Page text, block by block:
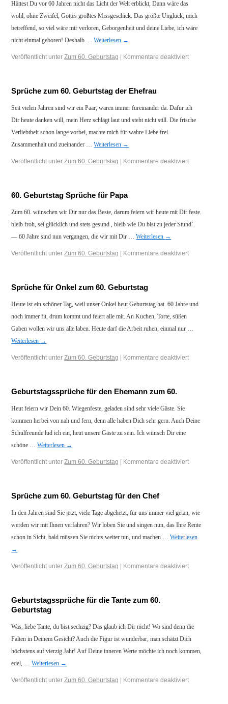
Hättest Du vor 60 Jahren nicht das Licht der Welt erblickt, Dann wäre das
wohl, ohne Zweifel, Gottes größtes Missgeschick. Das größte Unglück, mich
betreffend, so viel wäre mir verloren, Geborgenheit und deine Liebe, ich wäre
nicht einmal geboren! Deshalb …Weiterlesen →
Veröffentlicht unter Zum 60. Geburtstag Kommentare deaktiviert
Sprüche zum 60. Geburtstag der Ehefrau
Seit vielen Jahren sind wir ein Paar, waren immer füreinander da. Dafür ich
Dir heute danken will, mein Herz schlägt laut und steht nicht still. Die frische
Verliebtheit schon lange vorbei, machte mich für wahre Liebe frei.
Zusammenhalt und zueinander …Weiterlesen →
Veröffentlicht unter Zum 60. Geburtstag Kommentare deaktiviert
60. Geburtstag Sprüche für Papa
Zum 60. wünschen wir Dir nur das Beste, darum feiern wir heute mit Dir feste.
bleib froh, sei glücklich und stets gesund , bleib wie Du bist zu jeder Stund`.
— 60 Jahre sind nun vergangen, die wir mit Dir …Weiterlesen →
Veröffentlicht unter Zum 60. Geburtstag Kommentare deaktiviert
Sprüche für Onkel zum 60. Geburtstag
Heute ist ein schöner Tag, weil unser Onkel heut Geburtstag hat. 60 Jahre und
noch immer fit, drum kommt und feiert alle mit. An Kuchen, Torte, süßen
Gaben wollen wir uns alle laben. Heute darf die Arbeit ruhen, einmal nur …
Weiterlesen →
Veröffentlicht unter Zum 60. Geburtstag Kommentare deaktiviert
Geburtstagssprüche für den Ehemann zum 60.
Heut feiern wir Dein 60. Wiegenfeste, geladen sind sehr viele Gäste. Sie
kommen herbei von nah und fern, denn alle haben Dich sehr gern. Auch Deine
Schulfreunde lud ich ein, heut unsere Gäste zu sein. Ich wünsch Dir eine
schöne …Weiterlesen →
Veröffentlicht unter Zum 60. Geburtstag Kommentare deaktiviert
Sprüche zum 60. Geburtstag für den Chef
In den Jahren sind Sie jetzt, viele Tage abgehetzt, für uns immer viel getan, wie
werden wir mit Ihnen verfahren? Wir loben Sie und singen nun, das Ihre Rente
schon in Sicht, bald müssen Sie nichts weiter tun, und machen …Weiterlesen
→
Veröffentlicht unter Zum 60. Geburtstag Kommentare deaktiviert
Geburtstagssprüche für die Tante zum 60.
Geburtstag
Was, liebe Tante, du bist sechzig? Das glaub ich Dir nicht! Wo sind denn die
Falten in Deinem Gesicht? Auch die Figur ist wunderbar, man schätzt Dich
höchstens auf vierzig Jahr! Auf Deine inneren Werte möchte ich noch kommen,
edel, …Weiterlesen →
Veröffentlicht unter Zum 60. Geburtstag Kommentare deaktiviert